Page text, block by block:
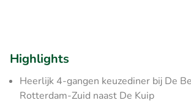
Highlights
Heerlijk 4-gangen keuzediner bij De
Rotterdam-Zuid naast De Kuip